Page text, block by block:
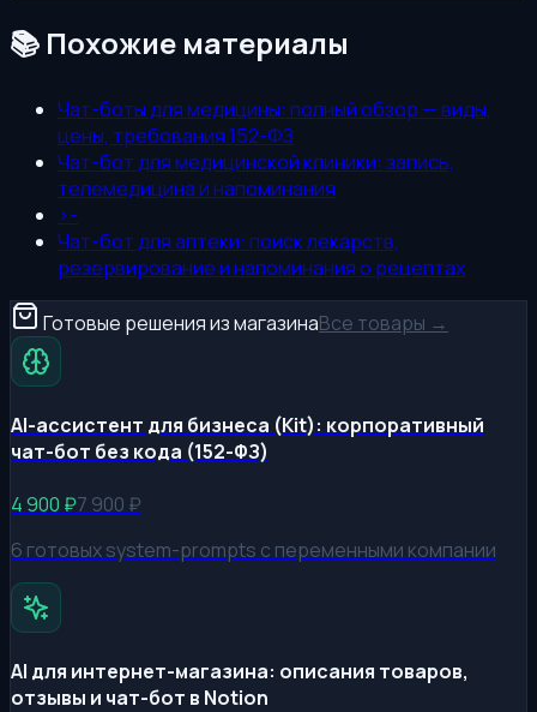
📚 Похожие материалы
Чат-боты для медицины: полный обзор — виды,
цены, требования 152-ФЗ
Чат-бот для медицинской клиники: запись,
телемедицина и напоминания
>-
Чат-бот для аптеки: поиск лекарств,
резервирование и напоминания о рецептах
Готовые решения из магазинаВсе товары →
AI-ассистент для бизнеса (Kit): корпоративный
чат-бот без кода (152-ФЗ)
4 900 ₽7 900 ₽
6 готовых system-prompts с переменными компании
AI для интернет-магазина: описания товаров,
отзывы и чат-бот в Notion